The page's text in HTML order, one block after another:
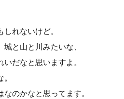
れないけど。
と山と川みたいな、
だなと思いますよ。
のかなと思ってます。